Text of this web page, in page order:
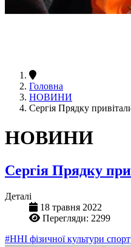
Головна
НОВИНИ
Сергія Прядку
НОВИНИ
Сергія Прядку
Деталі
18 травня 2022
Перегляди: 2299
#ННІ фізичної культури